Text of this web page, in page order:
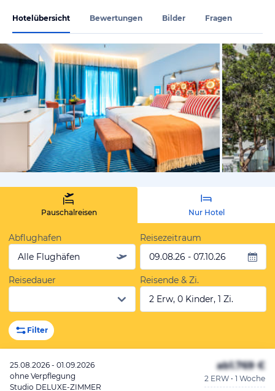
Hotelübersicht Bewertungen Bilder Fragen
vom
Pauschalreisen Nur Hotel
Abflughafen
Alle Flughäfen
Reisezeitraum
09.08.26 - 07.10.26
Reisedauer
Reisende & Zi.
2 Erw, 0 Kinder, 1 Zi.
Filter
25.08.2026 - 01.09.2026
ohne Verpflegung
Studio DELUXE-ZIMMER
ab1.769 €
2 ERW • 1 Woche